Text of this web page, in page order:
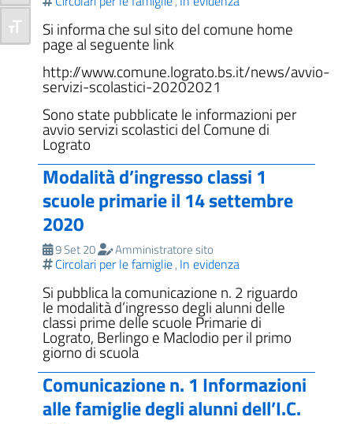
Attiva/disattiva dimensione testo
Si informa che sul sito del comune home
page al seguente link
http://www.comune.lograto.bs.it/news/avvio-
servizi-scolastici-20202021
Sono state pubblicate le informazioni per
avvio servizi scolastici del Comune di
Lograto
Modalità d’ingresso classi 1
scuole primarie il 14 settembre
2020
9 Set 20 Amministratore sito
Circolari per le famiglie, In evidenza
Si pubblica la comunicazione n. 2 riguardo
le modalità d’ingresso degli alunni delle
classi prime delle scuole Primarie di
Lograto, Berlingo e Maclodio per il primo
giorno di scuola
Comunicazione n. 1 Informazioni
alle famiglie degli alunni dell’I.C.